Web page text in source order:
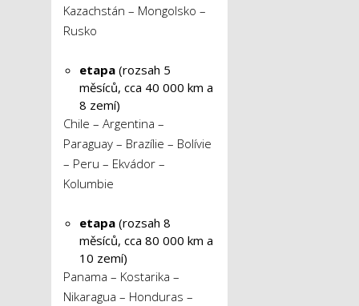
Kazachstán – Mongolsko –
Rusko
etapa (rozsah 5
měsíců, cca 40 000 km a
8 zemí)
Chile – Argentina –
Paraguay – Brazílie – Bolívie
– Peru – Ekvádor –
Kolumbie
etapa (rozsah 8
měsíců, cca 80 000 km a
10 zemí)
Panama – Kostarika –
Nikaragua – Honduras –